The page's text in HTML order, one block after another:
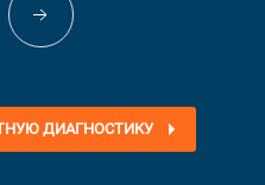
ДИАГНОСТИКУ